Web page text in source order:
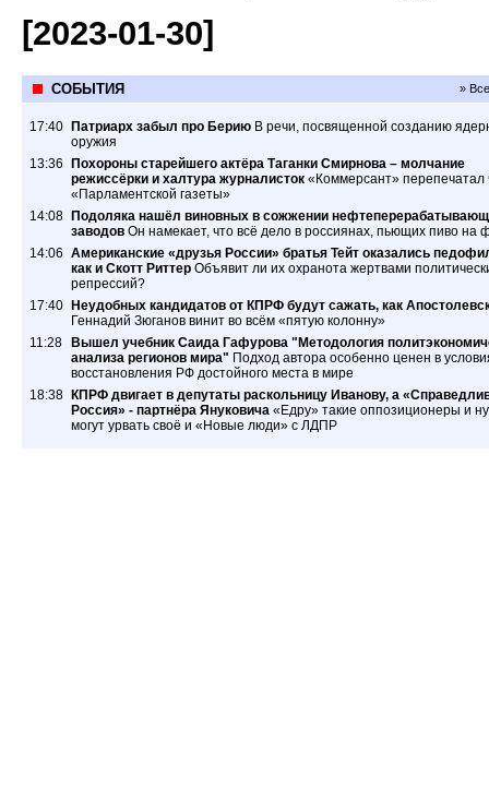
[2023-01-30]
СОБЫТИЯ »
17:40 Патриарх забыл про Берию В речи, посвященной созданию
оружия
13:36 Похороны старейшего актёра Таганки Смирнова – молчание
режиссёрки и халтура журналисток «Коммерсант» перепечатал
«Парламентской газеты»
14:08 Подоляка нашёл виновных в сожжении
заводов Он намекает, что всё дело в россиянах, пьющих пиво на
14:06 Американские «друзья России» братья Тейт оказались
как и Скотт Риттер Объявит ли их охранота жертвами
репрессий?
17:40 Неудобных кандидатов от КПРФ будут сажать, как
Геннадий Зюганов винит во всём «пятую колонну»
11:28 Вышел учебник Саида Гафурова "Методология
анализа регионов мира" Подход автора особенно ценен в
восстановления РФ достойного места в мире
18:38 КПРФ двигает в депутаты раскольницу Иванову, а
Россия» - партнёра Януковича «Едру» такие оппозиционеры и
могут урвать своё и «Новые люди» с ЛДПР